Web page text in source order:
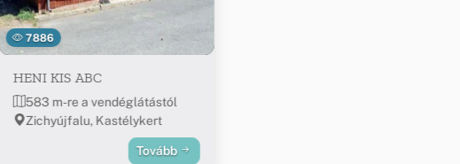
7886
HENI KIS ABC
583 m-re a vendéglátástól
Zichyújfalu, Kastélykert
Tovább